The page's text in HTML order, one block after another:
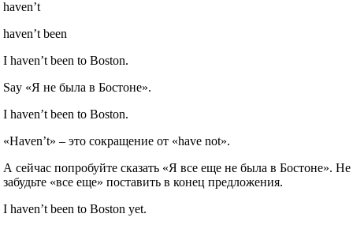
haven’t
haven’t been
I haven’t been to Boston.
Say «Я не была в Бостоне».
I haven’t been to Boston.
«Haven’t» – это сокращение от «have not».
А сейчас попробуйте сказать «Я все еще не была в Бостоне». Не
забудьте «все еще» поставить в конец предложения.
I haven’t been to Boston yet.